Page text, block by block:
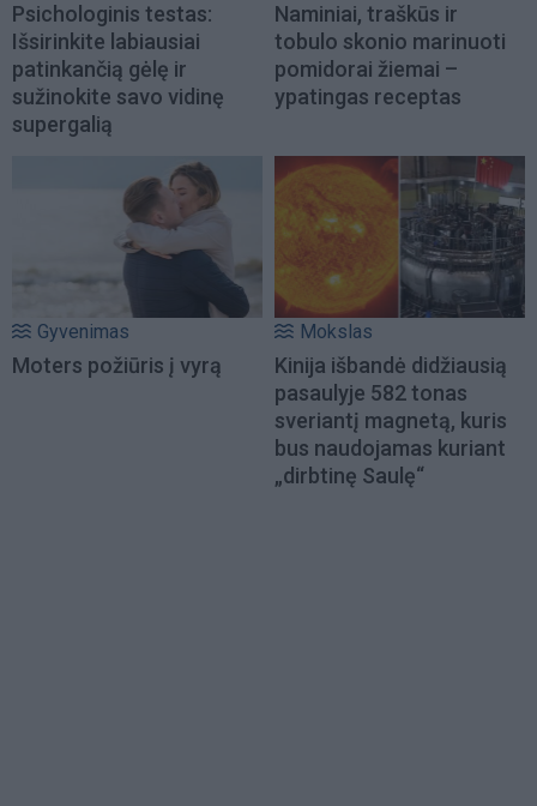
Psichologinis testas:
Išsirinkite labiausiai
patinkančią gėlę ir
sužinokite savo vidinę
supergalią
Naminiai, traškūs ir
tobulo skonio marinuoti
pomidorai žiemai –
ypatingas receptas
Gyvenimas
Moters požiūris į vyrą
Mokslas
Kinija išbandė didžiausią
pasaulyje 582 tonas
sveriantį magnetą, kuris
bus naudojamas kuriant
„dirbtinę Saulę“